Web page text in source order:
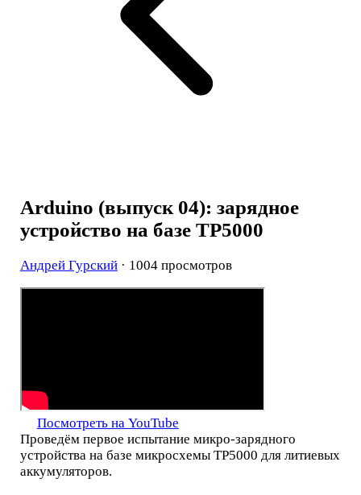
Arduino (выпуск 04): зарядное
устройство на базе TP5000
Андрей Гурский· 1004 просмотров
Посмотреть на YouTube
Проведём первое испытание микро-зарядного
устройства на базе микросхемы TP5000 для литиевых
аккумуляторов.